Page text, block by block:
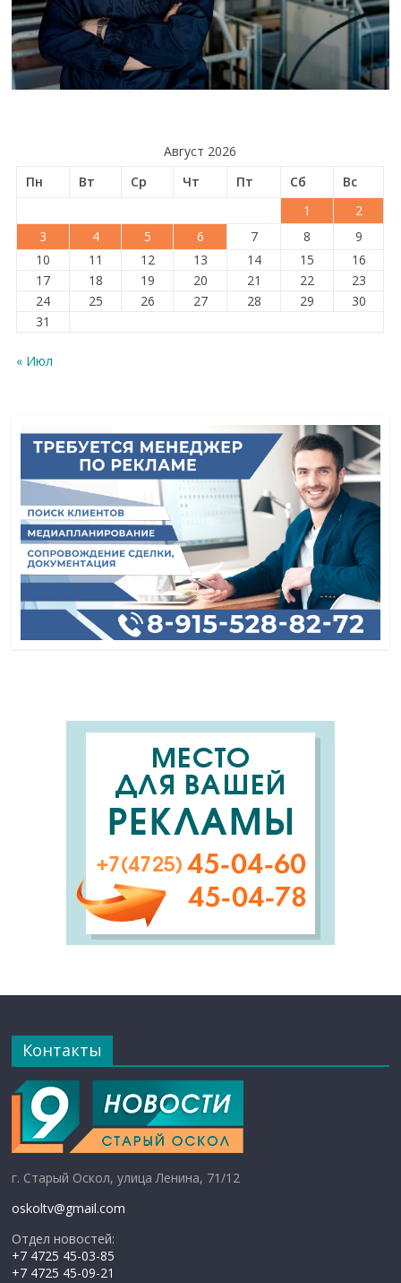
Август 2026
Пн
Вт Ср Чт Пт Сб
Вс
1
2
3
4 5 6 7 8
9
10
11 12 13 14 15
16
17
18 19 20 21 22
23
24
25 26 27 28 29
30
31
« Июл
Контакты
г. Старый Оскол, улица Ленина, 71/12
oskoltv@gmail.com
Отдел новостей:
+7 4725 45-03-85
+7 4725 45-09-21